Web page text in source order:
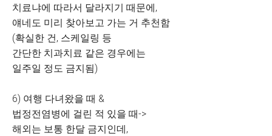
치료냐에 따라서 달라지기 때문에,
얘네도 미리 찾아보고 가는 거 추천함
(확실한 건, 스케일링 등
간단한 치과치료 같은 경우에는
일주일 정도 금지됨)
6) 여행 다녀왔을 때 &
법정전염병에 걸린 적 있을 때->
해외는 보통 한달 금지인데,